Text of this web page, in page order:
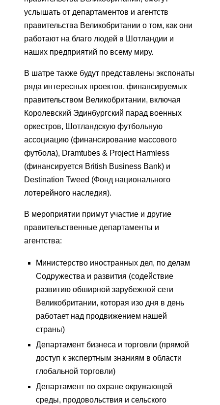
услышать от департаментов и агентств
правительства Великобритании о том, как они
работают на благо людей в Шотландии и
наших предприятий по всему миру.
В шатре также будут представлены экспонаты
ряда интересных проектов, финансируемых
правительством Великобритании, включая
Королевский Эдинбургский парад военных
оркестров, Шотландскую футбольную
ассоциацию (финансирование массового
футбола), Dramtubes & Project Harmless
(финансируется British Business Bank) и
Destination Tweed (Фонд национального
лотерейного наследия).
В мероприятии примут участие и другие
правительственные департаменты и
агентства:
Министерство иностранных дел, по делам
Содружества и развития (содействие
развитию обширной зарубежной сети
Великобритании, которая изо дня в день
работает над продвижением нашей
страны)
Департамент бизнеса и торговли (прямой
доступ к экспертным знаниям в области
глобальной торговли)
Департамент по охране окружающей
среды, продовольствия и сельского